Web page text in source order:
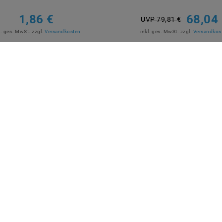
1,86 €
ges. MwSt. zzgl.Versandkosten
UVP 79,81 € 68,04
inkl. ges. MwSt. zzgl.